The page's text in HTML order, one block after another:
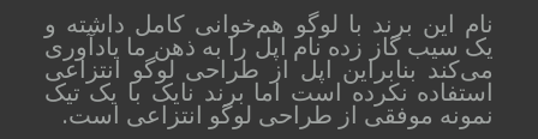
نام این برند با لوگو هم‌خوانی کامل داشته و
یک سیب گاز زده نام اپل را به ذهن ما یادآوری
می‌کند بنابراین اپل از طراحی لوگو انتزاعی
استفاده نکرده است اما برند نایک با یک تیک
نمونه موفقی از طراحی لوگو انتزاعی است.